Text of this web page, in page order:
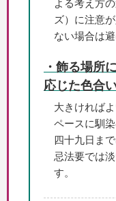
よる考え方
ズ）に注意
ない場合は
・飾る場所
応じた色合
大きければ
ペースに馴
四十九日ま
忌法要では
す。